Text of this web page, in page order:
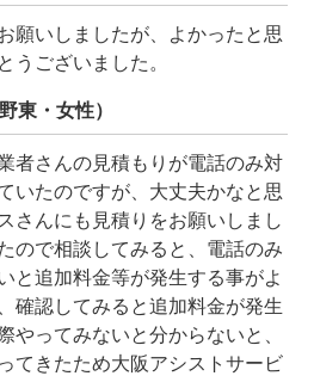
願いしましたが、よかったと思
うございました。
東・女性）
者さんの見積もりが電話のみ対
いたのですが、大丈夫かなと思
さんにも見積りをお願いしまし
ので相談してみると、電話のみ
と追加料金等が発生する事がよ
確認してみると追加料金が発生
やってみないと分からないと、
てきたため大阪アシストサービ